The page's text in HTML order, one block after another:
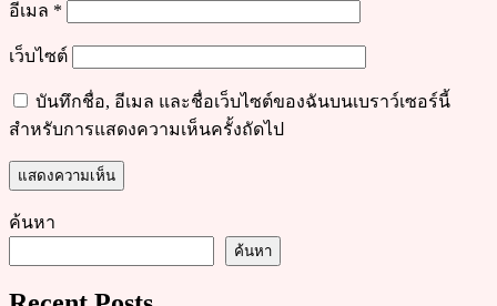
อีเมล *
เว็บไซต์
บันทึกชื่อ, อีเมล และชื่อเว็บไซต์ของฉันบนเบราว์เซอร์นี้
สำหรับการแสดงความเห็นครั้งถัดไป
ค้นหา
ค้นหา